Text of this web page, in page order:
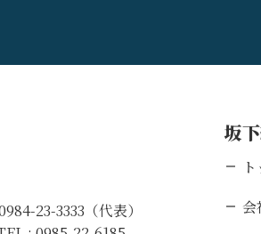
23-3333（代表）
坂
会